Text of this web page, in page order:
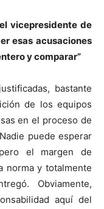
vicepresidente de
esas acusaciones
y comparar”
bastante
de los equipos
en el proceso de
puede esperar
el margen de
norma y totalmente
Obviamente,
aquí del